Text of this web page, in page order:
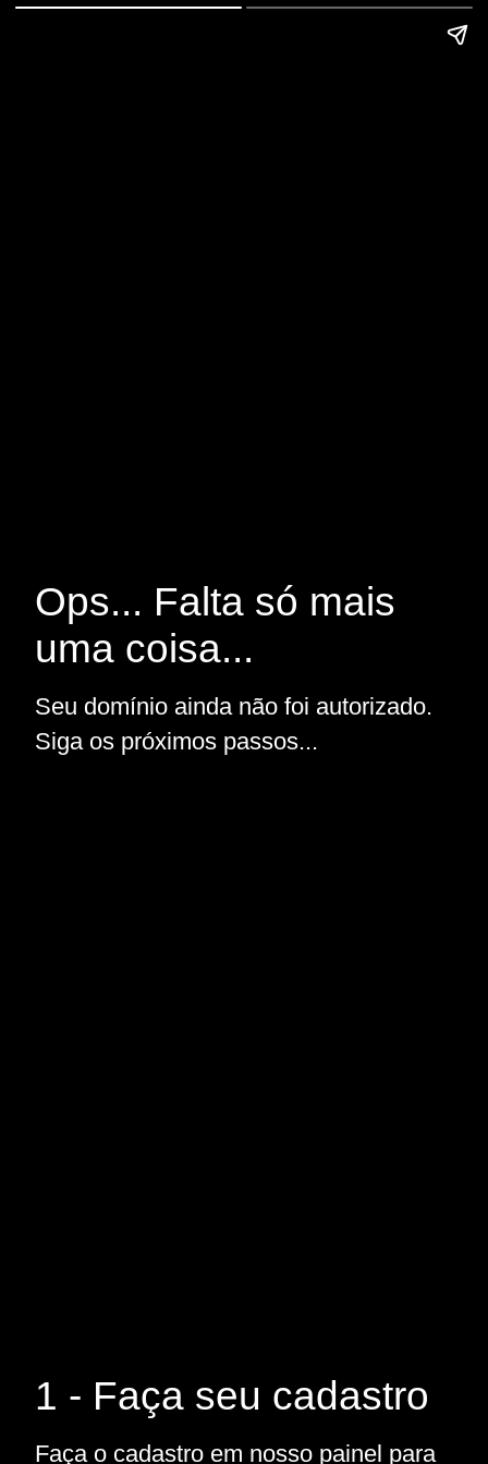
Ops... Falta só mais
uma coisa...
Seu domínio ainda não foi autorizado.
Siga os próximos passos...
1 - Faça seu cadastro
Faça o cadastro em nosso painel para